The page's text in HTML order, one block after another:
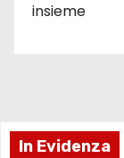
insieme
In Evidenza